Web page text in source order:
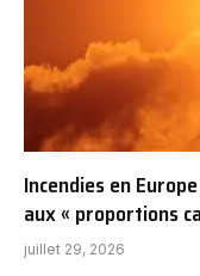
Incendies en
aux « proportions
juillet 29, 2026